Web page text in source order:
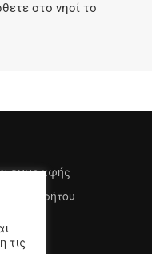
στο νησί το
εγγραφής
Απορρήτου
τις